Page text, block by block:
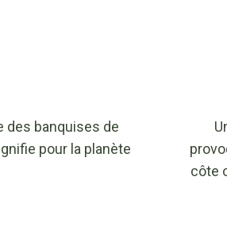
des banquises de
pour la planète
côte